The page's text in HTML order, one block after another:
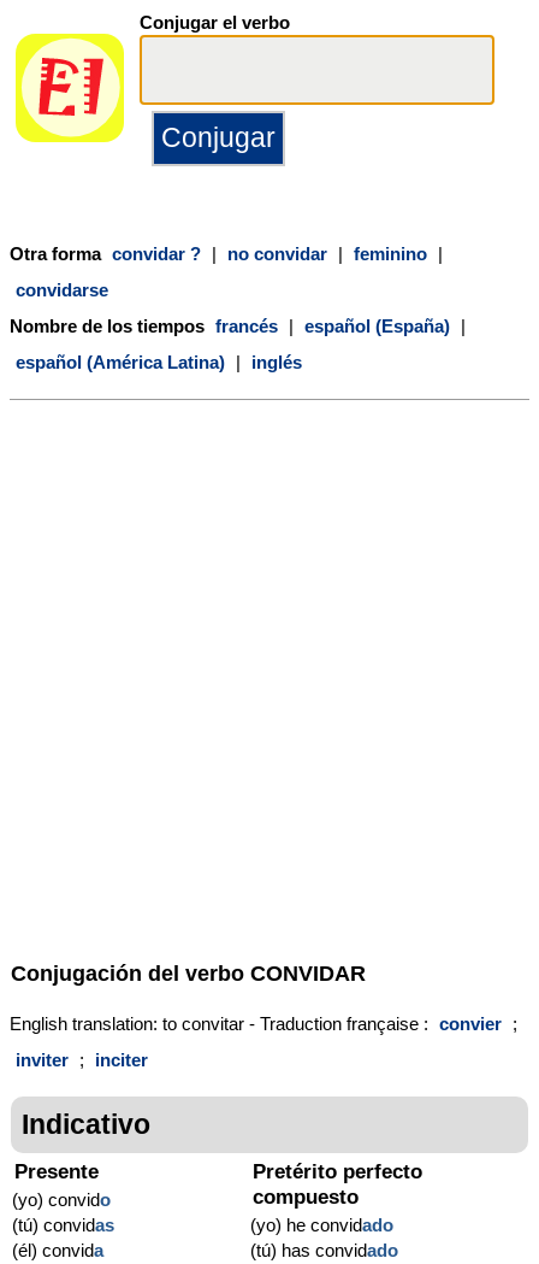
Conjugar el verbo
Otra forma convidar ? | no convidar | feminino |
convidarse
Nombre de los tiempos francés | español (España) |
español (América Latina) | inglés
Conjugación del verbo CONVIDAR
English translation: to convitar - Traduction française : convier ;
inviter ; inciter
Indicativo
Presente
(yo) convido
(tú) convidas
(él) convida
Pretérito perfecto
compuesto
(yo) he convidado
(tú) has convidado